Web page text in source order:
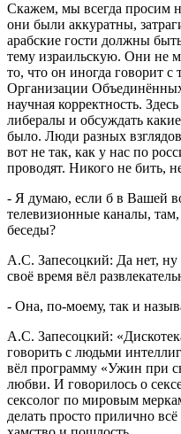
Скажем, мы всегда просим
они были аккуратны,
арабские гости должны
тему израильскую. Они не
то, что он иногда говорит
Организации
научная корректность.
либералы и обсуждать
было. Люди разных
вот не так, как у нас по
проводят. Никого не бить,
- Я думаю, если б в Вашей
телевизионные каналы,
беседы?
А.С. Запесоцкий: Да нет,
своё время вёл
- Она, по-моему, так и
А.С. Запесоцкий:
говорить с людьми
вёл программу «Ужин при
любви. И говорилось о
сексолог по мировым
делать просто прилично